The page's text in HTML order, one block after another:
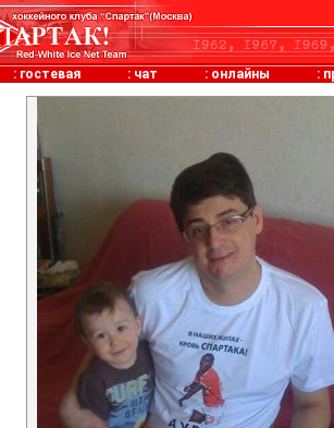
: гостевая : чат : онлайны :